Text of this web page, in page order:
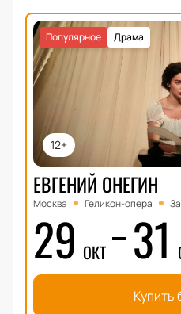
12+
Драма
Популярное
ЕВГЕНИЙ ОНЕГИН
Москва Геликон-опера
29 ОКТ 31
Купить